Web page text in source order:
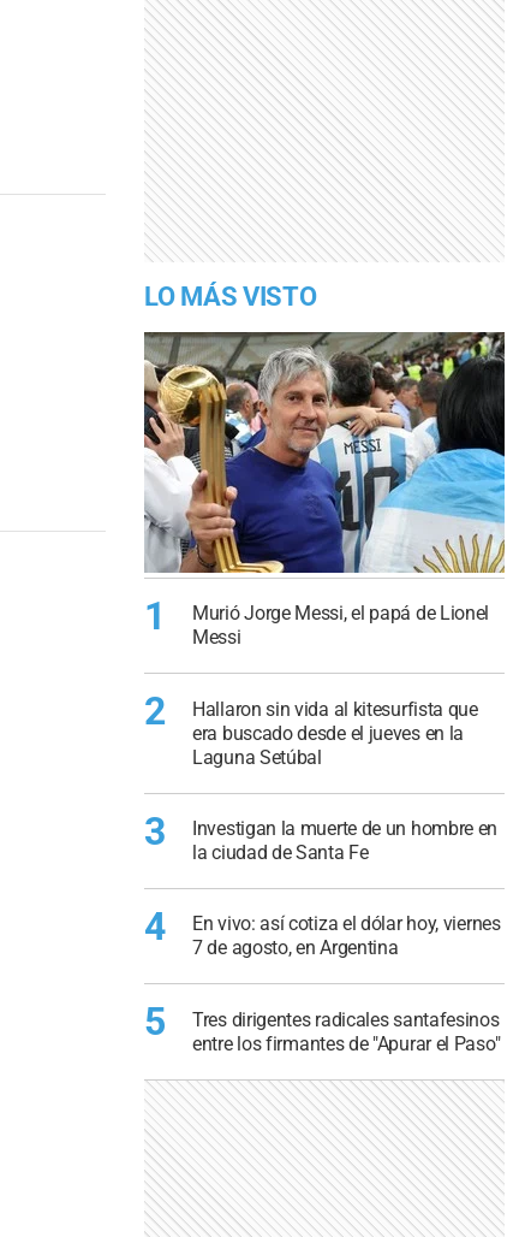
LO MÁS VISTO
1
Murió Jorge Messi, el papá de Lionel
Messi
2
Hallaron sin vida al kitesurfista que
era buscado desde el jueves en la
Laguna Setúbal
3
Investigan la muerte de un hombre en
la ciudad de Santa Fe
4
En vivo: así cotiza el dólar hoy, viernes
7 de agosto, en Argentina
5
Tres dirigentes radicales santafesinos
entre los firmantes de "Apurar el Paso"